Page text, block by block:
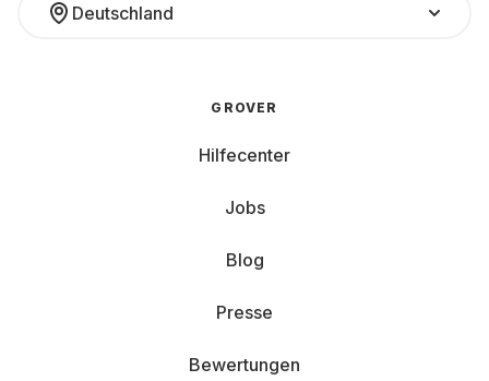
Deutschland
GROVER
Hilfecenter
Jobs
Blog
Presse
Bewertungen